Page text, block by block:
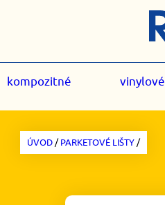
kompozitné vinylové
ÚVOD/PARKETOVÉ LIŠTY/